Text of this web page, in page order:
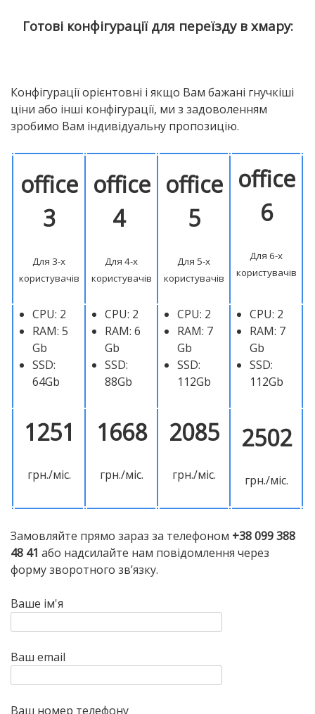
Готові конфігурації для переїзду в хмару:
Конфігурації орієнтовні і якщо Вам бажані гнучкіші
ціни або інші конфігурації, ми з задоволенням
зробимо Вам індивідуальну пропозицію.
office
3
Для 3-х
користувачів
office
4
Для 4-х
користувачів
office
5
Для 5-х
користувачів
office
6
Для 6-х
користувачів
CPU: 2
RAM: 5
Gb
SSD:
64Gb
CPU: 2
RAM: 6
Gb
SSD:
88Gb
CPU: 2
RAM: 7
Gb
SSD:
112Gb
CPU: 2
RAM: 7
Gb
SSD:
112Gb
1251
грн./міс.
1668
грн./міс.
2085
грн./міс.
2502
грн./міс.
Замовляйте прямо зараз за телефоном +38 099 388
48 41 або надсилайте нам повідомлення через
форму зворотного зв’язку.
Ваше ім'я
Ваш email
Ваш номер телефону